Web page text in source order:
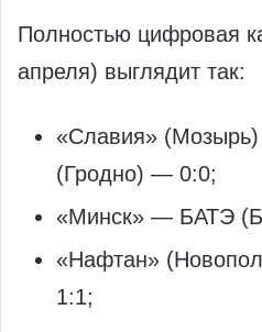
Полностью цифровая
апреля) выглядит так:
«Славия»
(Гродно) — 0:0;
«Минск» — БАТЭ
«Нафтан»
1:1;